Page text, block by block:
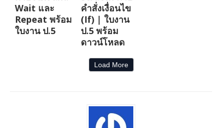
Wait และ
Repeat พร้อม
ใบงาน ป.5
คำสั่งเงื่อนไข
(If) | ใบงาน
ป.5 พร้อม
ดาวน์โหลด
Load More